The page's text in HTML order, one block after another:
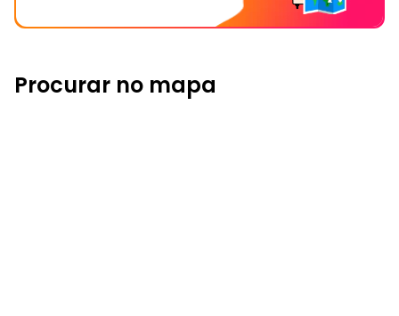
Procurar no mapa